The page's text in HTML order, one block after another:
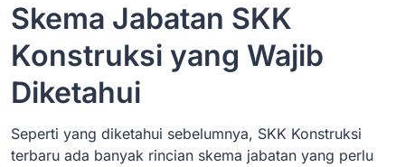
Skema Jabatan SKK
Konstruksi yang Wajib
Diketahui
Seperti yang diketahui sebelumnya, SKK Konstruksi
terbaru ada banyak rincian skema jabatan yang perlu